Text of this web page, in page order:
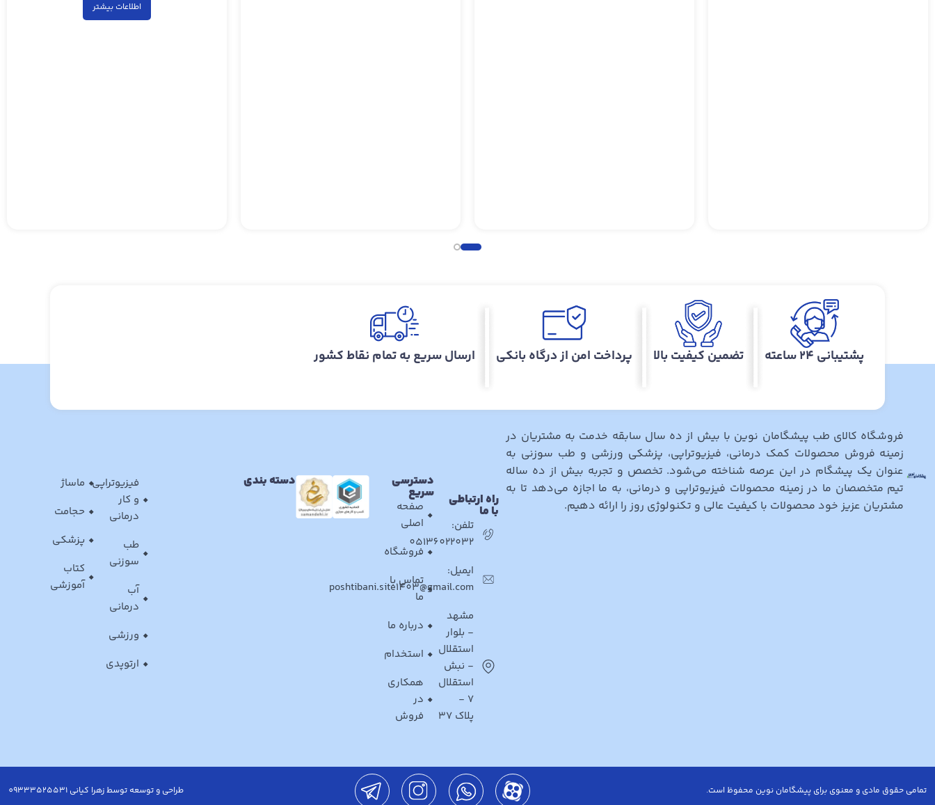
اطلاعات بیشتر
پشتیبانی ۲۴ ساعته تضمین کیفیت بالا پرداخت امن از درگاه بانکی ارسال سریع به تمام نقاط کشور
فروشگاه کالای طب پیشگامان نوین با بیش از ده سال سابقه خدمت به مشتریان در
زمینه فروش محصولات کمک درمانی، فیزیوتراپی، پزشکی ورزشی و طب سوزنی به
عنوان یک پیشگام در این عرصه شناخته می‌شود. تخصص و تجربه بیش از ده ساله
تیم متخصصان ما در زمینه محصولات فیزیوتراپی و درمانی، به ما اجازه می‌دهد تا به
مشتریان عزیز خود محصولات با کیفیت عالی و تکنولوژی روز را ارائه دهیم.
تلفن:
05136022032
ایمیل:
poshtibani.site1403@gmail.com
مشهد
- بلوار
استقلال
- نبش
استقلال
7 -
پلاک 37
راه ارتباطی
با ما
صفحه
اصلی
فروشگاه
تماس با
ما
درباره ما
استخدام
همکاری
در
فروش
دسترسی
سریع
دسته بندی
فیزیوتراپی
و کار
درمانی
طب
سوزنی
آب
درمانی
ورزشی
ارتوپدی
ماساژ
حجامت
پزشکی
کتاب
آموزشی
تمامی حقوق مادی و معنوی برای پیشگامان نوین محفوظ است. طراحی و توسعه توسط زهرا کیانی 09333525531